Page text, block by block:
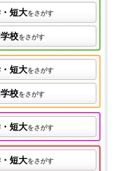
短大をさがす
校をさがす
短大をさがす
校をさがす
短大をさがす
短大をさがす